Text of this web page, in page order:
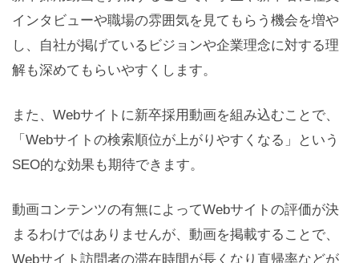
インタビューや職場の雰囲気を見てもらう機会を増や
し、自社が掲げているビジョンや企業理念に対する理
解も深めてもらいやすくします。
また、Webサイトに新卒採用動画を組み込むことで、
「Webサイトの検索順位が上がりやすくなる」という
SEO的な効果も期待できます。
動画コンテンツの有無によってWebサイトの評価が決
まるわけではありませんが、動画を掲載することで、
Webサイト訪問者の滞在時間が長くなり直帰率などが